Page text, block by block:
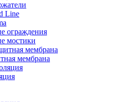
Line
ограждения
мостики
мембрана